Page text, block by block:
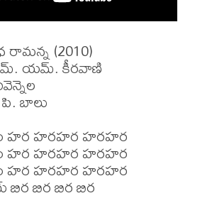
రామన్న (2010)
యమ్. కీరవాణి
బాలు
హరహర హరహర
హరహర హరహర
హరహర హరహర
బిర బిర బిర బిర